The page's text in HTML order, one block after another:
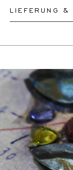
Unsere Ringe
Wenn Sie sich
auszuwählen.
E-Mail helfen,
LIEFERUNG &
zurückgeben oder
Wenn eine
unsere
abstimmen.
Für weitere
FAQ's.